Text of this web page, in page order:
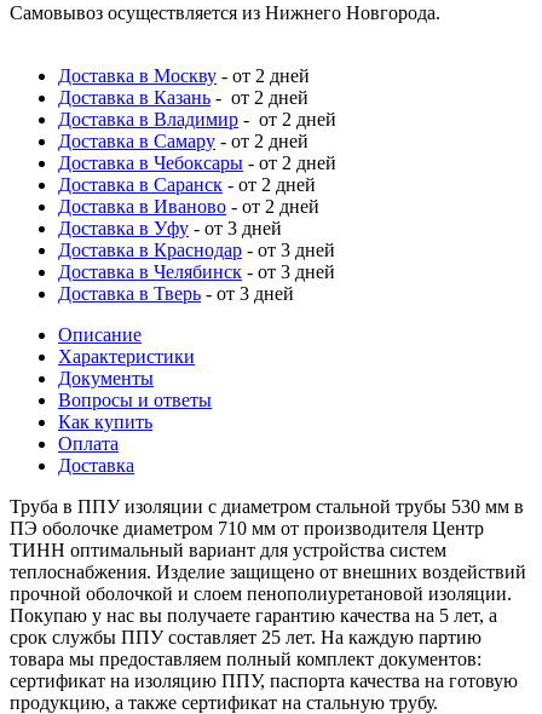
Самовывоз осуществляется из Нижнего Новгорода.
Доставка в Москву - от 2 дней
Доставка в Казань - от 2 дней
Доставка в Владимир - от 2 дней
Доставка в Самару - от 2 дней
Доставка в Чебоксары - от 2 дней
Доставка в Саранск - от 2 дней
Доставка в Иваново - от 2 дней
Доставка в Уфу - от 3 дней
Доставка в Краснодар - от 3 дней
Доставка в Челябинск - от 3 дней
Доставка в Тверь - от 3 дней
Описание
Характеристики
Документы
Вопросы и ответы
Как купить
Оплата
Доставка
Труба в ППУ изоляции с диаметром стальной трубы 530 мм в
ПЭ оболочке диаметром 710 мм от производителя Центр
ТИНН оптимальный вариант для устройства систем
теплоснабжения. Изделие защищено от внешних воздействий
прочной оболочкой и слоем пенополиуретановой изоляции.
Покупаю у нас вы получаете гарантию качества на 5 лет, а
срок службы ППУ составляет 25 лет. На каждую партию
товара мы предоставляем полный комплект документов:
сертификат на изоляцию ППУ, паспорта качества на готовую
продукцию, а также сертификат на стальную трубу.